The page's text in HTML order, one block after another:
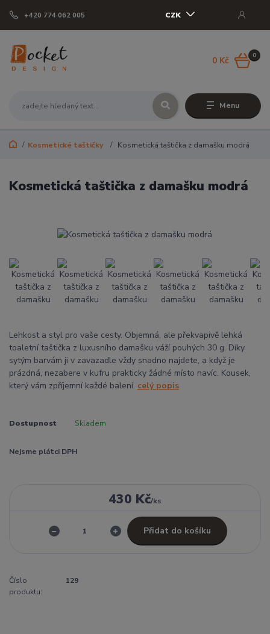
Menu
CZK
+420 774 062 005
0
0 Kč
Kosmetické taštičky Kosmetická taštička z damašku modrá
Kosmetická taštička z damašku modrá
Lehkost a styl pro vaše cesty. Objemná, ale překvapivě lehká
toaletní taštička z luxusního damašku váží pouhých 30 g. Díky
sytým barvám ji v zavazadle vždy snadno najdete, a když je
prázdná, nezabere v kufru prakticky žádné místo navíc. Kousek,
který vám zpříjemní každé balení. celý popis
Dostupnost Skladem
Nejsme plátci DPH
430 Kč/ks
Přidat do košíku
Číslo
produktu:
129